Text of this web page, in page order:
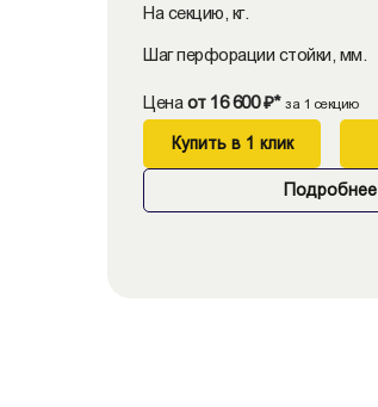
На секцию, кг.
Шаг перфорации стойки, мм.
Цена от 16 600 ₽* за 1 секцию
Купить в 1 клик
Подробнее